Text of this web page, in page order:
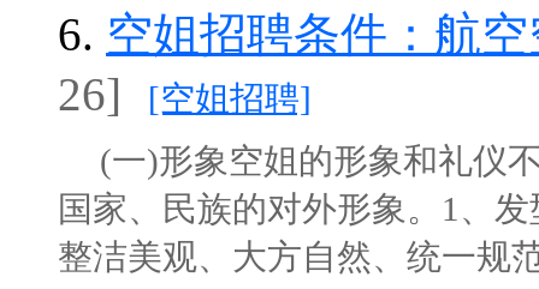
6. 空姐招聘条件：航
26]
[空姐招聘]
(一)形象空姐的形象和礼仪
国家、民族的对外形象。1、
整洁美观、大方自然、统一规